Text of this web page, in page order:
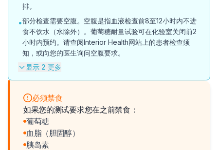
排。
•部分检查需要空腹。空腹是指血液检查前8至12小时内不进
食不饮水（水除外）。葡萄糖耐量试验可在化验室关闭前2
小时内预约。请查阅Interior Health网站上的患者检查须
知，或向您的医生询问空腹要求。
显示 2 更多
必须禁食
如果您的测试要求您在之前禁食：
葡萄糖
血脂（胆固醇）
胰岛素